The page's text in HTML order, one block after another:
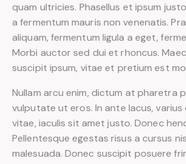
quam ultricies. Phasellus et ipsum
a fermentum mauris non venenatis.
aliquam, fermentum ligula a eget,
Morbi auctor sed dui et rhoncus.
suscipit ipsum, vitae et pretium est
Nullam arcu enim, dictum at pharetra
vulputate ut eros. In ante lacus, varius
vitae, iaculis sit amet justo. Donec
Pellentesque egestas risus a cursus
malesuada. Donec suscipit posuere